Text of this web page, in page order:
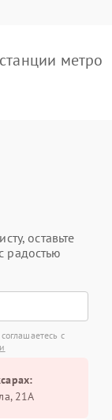
метро
оставьте
радостью
с
21А